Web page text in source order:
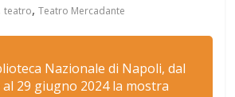
teatro,Teatro Mercadante
Nazionale di Napoli, dal
29 giugno 2024 la mostra